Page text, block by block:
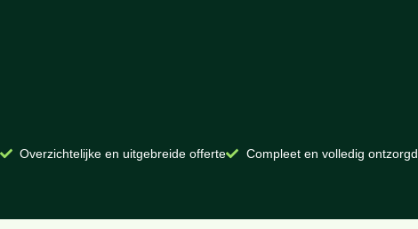
Overzichtelijke en uitgebreide offerte Compleet en volledig ontzorgd